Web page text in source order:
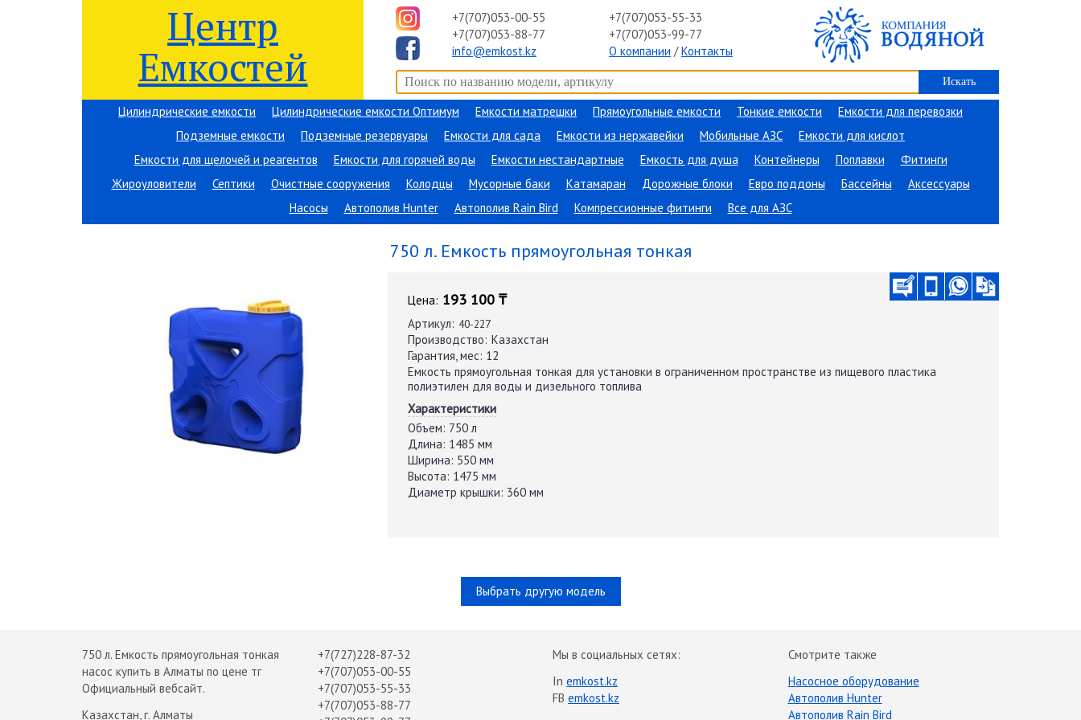
Центр
Емкостей
+7(707)053-00-55
+7(707)053-88-77
info@emkost.kz
+7(707)053-55-33
+7(707)053-99-77
О компании /Контакты
Цилиндрические емкости Цилиндрические емкости Оптимум Емкости матрешки Прямоугольные емкости Тонкие емкости
Емкости для перевозки
Подземные емкости
Подземные резервуары Емкости для сада Емкости из нержавейки Мобильные АЗС
Емкости для кислот
Емкости для щелочей и реагентов
Емкости для горячей воды Емкости нестандартные Емкость для душа Контейнеры Поплавки
Фитинги
Жироуловители
Септики Очистные сооружения Колодцы Мусорные баки Катамаран Дорожные блоки Евро поддоны Бассейны
Аксессуары
Насосы
Автополив Hunter Автополив Rain Bird Компрессионные фитинги Все для АЗС
Емкостное оборудование→Тонкие емкости→750 л.
750 л. Емкость прямоугольная тонкая
Цена: 193 100 ₸
Артикул: 40-227
Производство: Казахстан
Гарантия, мес: 12
Емкость прямоугольная тонкая для установки в ограниченном пространстве из пищевого пластика
полиэтилен для воды и дизельного топлива
Характеристики
Объем: 750 л
Длина: 1485 мм
Ширина: 550 мм
Высота: 1475 мм
Диаметр крышки: 360 мм
Выбрать другую модель
750 л. Емкость прямоугольная тонкая
насос купить в Алматы по цене тг
Официальный вебсайт.
Казахстан, г. Алматы
+7(727)228-87-32
+7(707)053-00-55
+7(707)053-55-33
+7(707)053-88-77
Мы в социальных сетях:
In emkost.kz
FB emkost.kz
Смотрите также
Насосное оборудование
Автополив Hunter
Автополив Rain Bird